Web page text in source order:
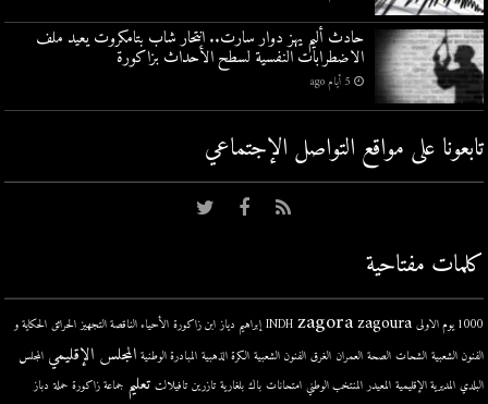
حادث أليم يهز دوار سارت.. انتحار شاب بتامكروت يعيد ملف
الاضطرابات النفسية لسطح الأحداث بزاكورة
5 أيام ago
تابعونا على مواقع التواصل اﻹجتماعي
كلمات مفتاحية
1000 يوم الاولى INDH zagora zagoura إبراهيم دياز ابن زاكورة الأحياء الناقصة التجهيز الحرائق الحكاية و
الفنون الشعبية الشحات الصحة العمران الغرق الفنون الشعبية الكرة الذهبية المبادرة الوطنية المجلس الإقليمي المجلس
البلدي المديرية الإقليمية المعيدر المنتخب الوطني امتحانات باك بلغارية تازرين تافيلالت تعليم جماعة زاكورة حملة دباز